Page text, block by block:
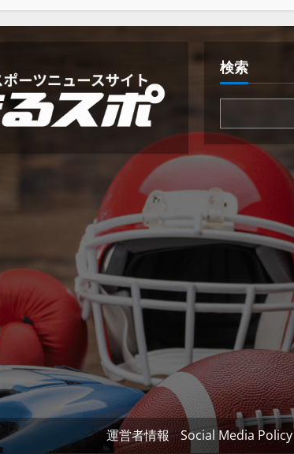
検索
運営者情報 Social Media Policy